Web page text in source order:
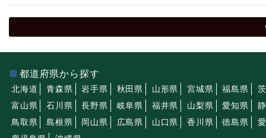
都道府県から探す
北海道 青森県 岩手県 秋田県 山形県 宮城県 福島県
富山県
石川県 長野県 岐阜県 福井県 山梨県 愛知県
鳥取県
島根県 岡山県 広島県 山口県 香川県 徳島県